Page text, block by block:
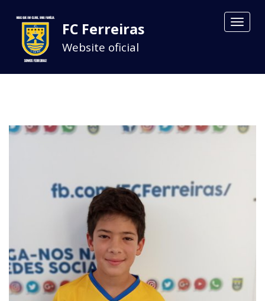
Toggle
FC Ferreiras
Website oficial